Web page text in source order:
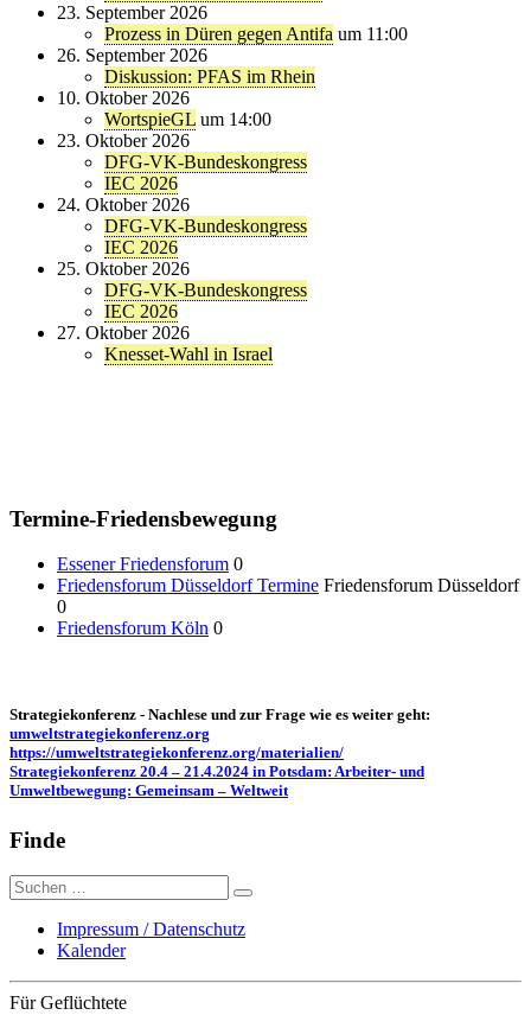
23. September 2026
Prozess in Düren gegen Antifa um 11:00
26. September 2026
Diskussion: PFAS im Rhein
10. Oktober 2026
WortspieGL um 14:00
23. Oktober 2026
DFG-VK-Bundeskongress
IEC 2026
24. Oktober 2026
DFG-VK-Bundeskongress
IEC 2026
25. Oktober 2026
DFG-VK-Bundeskongress
IEC 2026
27. Oktober 2026
Knesset-Wahl in Israel
Termine-Friedensbewegung
Essener Friedensforum 0
Friedensforum Düsseldorf Termine Friedensforum Düsseldorf
0
Friedensforum Köln 0
Strategiekonferenz - Nachlese und zur Frage wie es weiter geht:
umweltstrategiekonferenz.org
https://umweltstrategiekonferenz.org/materialien/
Strategiekonferenz 20.4 – 21.4.2024 in Potsdam: Arbeiter- und
Umweltbewegung: Gemeinsam – Weltweit
Finde
Suche
nach:
Impressum / Datenschutz
Kalender
Für Geflüchtete